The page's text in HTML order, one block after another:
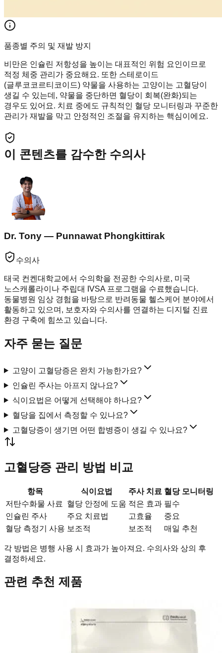
품종별 주의 및 재발 방지
비만은 인슐린 저항성을 높이는 대표적인 위험 요인이므로
적정 체중 관리가 중요해요. 또한 스테로이드
(글루코코르티코이드) 약물을 사용하는 고양이는 고혈당이
생길 수 있는데, 약물을 중단하면 혈당이 회복(완화)되는
경우도 있어요. 치료 중에도 규칙적인 혈당 모니터링과 꾸준한
관리가 재발을 막고 안정적인 조절을 유지하는 핵심이에요.
이 콘텐츠를 감수한 수의사
Dr. Tony — Punnawat Phongkittirak
수의사
태국 컨켄대학교에서 수의학을 전공한 수의사로, 미국
노스캐롤라이나 주립대 IVSA 프로그램을 수료했습니다.
동물병원 임상 경험을 바탕으로 반려동물 헬스케어 분야에서
활동하고 있으며, 보호자와 수의사를 연결하는 디지털 진료
환경 구축에 힘쓰고 있습니다.
자주 묻는 질문
고양이 고혈당증은 완치 가능한가요?
인슐린 주사는 아프지 않나요?
식이요법은 어떻게 선택해야 하나요?
혈당을 집에서 측정할 수 있나요?
고혈당증이 생기면 어떤 합병증이 생길 수 있나요?
고혈당증 관리 방법 비교
항목 식이요법 주사 치료 혈당 모니터링
저탄수화물 사료
혈당 안정에 도움 적은 효과 필수
인슐린 주사
주요 치료법 고효율
중요
혈당 측정기 사용 보조적 보조적 매일 추천
각 방법은 병행 사용 시 효과가 높아져요. 수의사와 상의 후
결정하세요.
관련 추천 제품